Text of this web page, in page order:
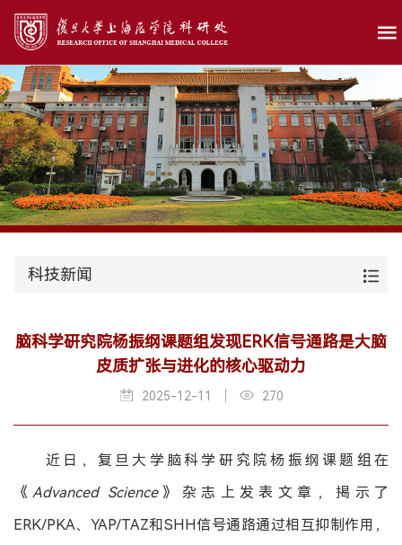
科技新闻
脑科学研究院杨振纲课题组发现ERK信号通路是大脑
皮质扩张与进化的核心驱动力
2025-12-11 270
近日，复旦大学脑科学研究院杨振纲课题组在
《Advanced Science》杂志上发表文章，揭示了
ERK/PKA、YAP/TAZ和SHH信号通路通过相互抑制作用，